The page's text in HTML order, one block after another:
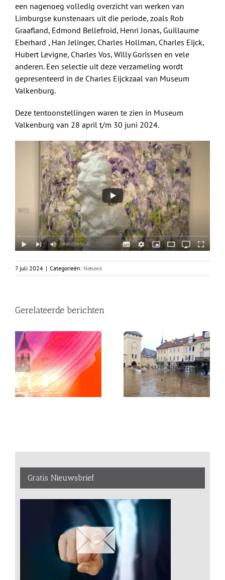
een nagenoeg volledig overzicht van werken van
Limburgse kunstenaars uit die periode, zoals Rob
Graafland, Edmond Bellefroid, Henri Jonas, Guillaume
Eberhard , Han Jelinger, Charles Hollman, Charles Eijck,
Hubert Levigne, Charles Vos, Willy Gorissen en vele
anderen. Een selectie uit deze verzameling wordt
gepresenteerd in de Charles Eijckzaal van Museum
Valkenburg.
Deze tentoonstellingen waren te zien in Museum
Valkenburg van 28 april t/m 30 juni 2024.
7 juli 2024 | Categorieën: Nieuws
Gerelateerde berichten
Gratis Nieuwsbrief